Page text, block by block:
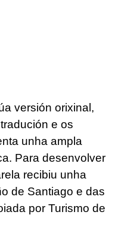
versión orixinal,
e os
unha ampla
Para desenvolver
recibiu unha
de Santiago e das
por Turismo de